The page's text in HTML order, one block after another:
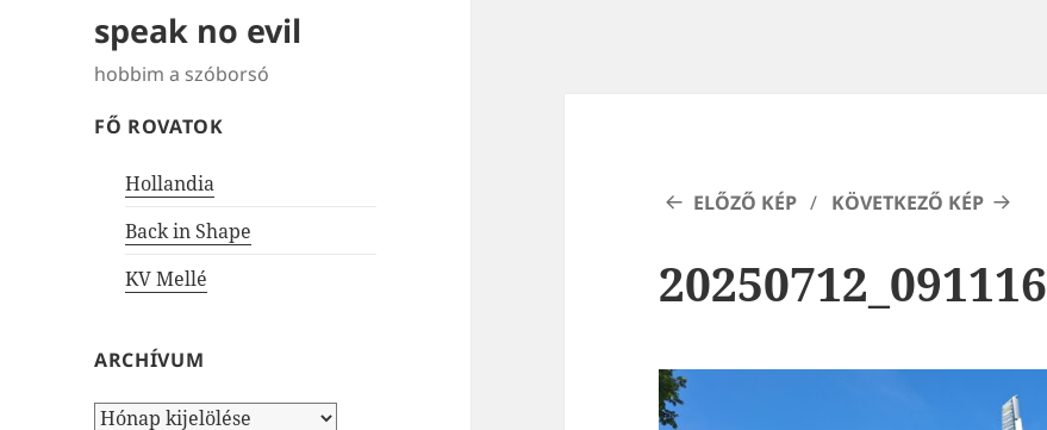
speak no evil
hobbim a szóborsó
FŐ ROVATOK
Hollandia
Back in Shape
KV Mellé
ARCHÍVUM
Archívum
ELŐZŐ KÉP KÖVETKEZŐ KÉP
20250712_091116